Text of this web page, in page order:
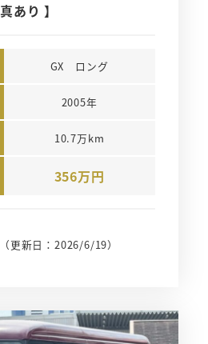
真あり 】
GX　ロング
2005年
10.7万km
356万円
（更新日：2026/6/19）